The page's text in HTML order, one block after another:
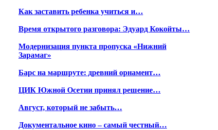
Как заставить ребенка учиться и…
Время открытого разговора: Эдуард Кокойты…
Модернизация пункта пропуска «Нижний
Зарамаг»
Барс на маршруте: древний орнамент…
ЦИК Южной Осетии принял решение…
Август, который не забыть…
Документальное кино – самый честный…